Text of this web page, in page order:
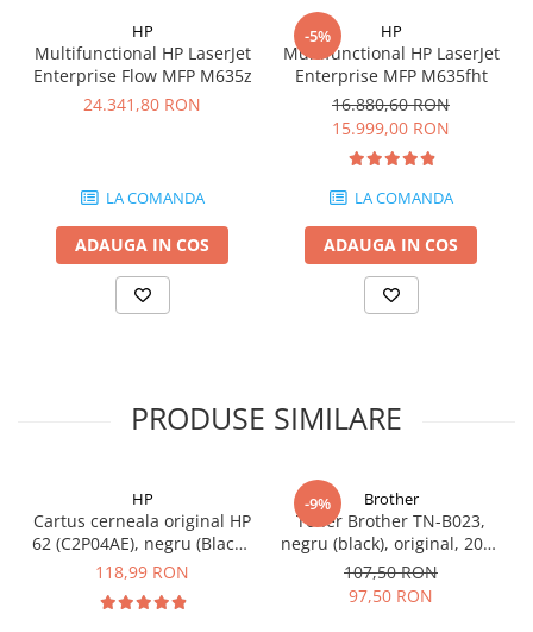
Placi captura
Adaptoare PCI / PCIe
Periferice PC
Tastaturi
Kit mouse si tastatura
Web-cam-uri si sisteme
videoconferinta
Alte periferice
Access Point-uri
Cabluri retea
Sisteme Mesh WiFi
Placi de retea
HP
Multifunctional HP LaserJet
Enterprise Flow MFP M635z
24.341,80 RON
LA COMANDA
ADAUGA IN COS
-5% HP
Multifunctional HP LaserJet
Enterprise MFP M635fht
16.880,60 RON
15.999,00 RON
LA COMANDA
ADAUGA IN COS
PRODUSE SIMILARE
HP
Cartus cerneala original HP
62 (C2P04AE), negru (Black),
200 pagini
118,99 RON
-9% Brother
Toner Brother TN-B023,
negru (black), original, 2000
pagini
107,50 RON
97,50 RON